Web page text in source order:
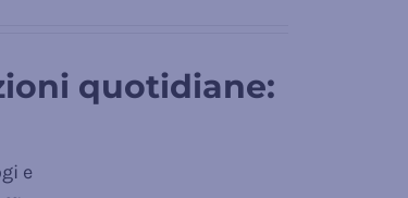
quotidiane:
e